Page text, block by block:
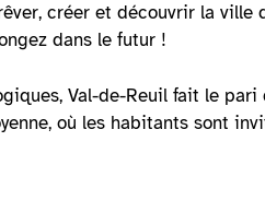
créer et découvrir la ville
dans le futur !
Val-de-Reuil fait le
où les habitants sont